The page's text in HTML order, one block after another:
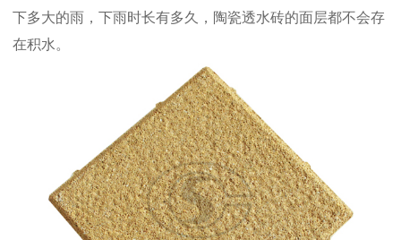
下多大的雨，下雨时长有多久，陶瓷透水砖的面层都不会存
在积水。